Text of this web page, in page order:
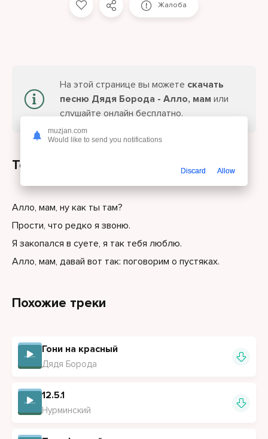
Жалоба
На этой странице вы можете скачать
песню Дядя Борода - Алло, мам или
слушайте онлайн бесплатно.
Текст песни
Алло, мам, ну как ты там?
Прости, что редко я звоню.
Я закопался в суете, я так тебя люблю.
Алло, мам, давай вот так: поговорим о пустяках.
Похожие треки
Гони на красный
Дядя Борода
12.5.1
Нурминский
muzjan.com
Would like to send you notifications
Discard Allow